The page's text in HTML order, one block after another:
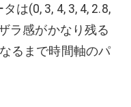
は(0, 3, 4, 3, 4, 2.8,
ラ感がかなり残る
るまで時間軸のパ